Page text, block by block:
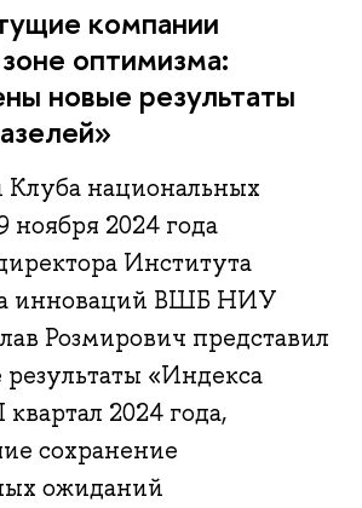
компании
оптимизма:
новые результаты
Клуба национальных
ноября 2024 года
Института
инноваций ВШБ НИУ
Розмирович представил
«Индекса
квартал 2024 года,
сохранение
ожиданий